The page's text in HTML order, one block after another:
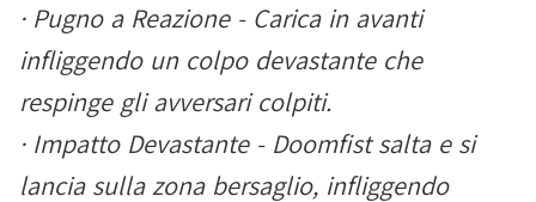
· Pugno a Reazione - Carica in avanti
infliggendo un colpo devastante che
respinge gli avversari colpiti.
· Impatto Devastante - Doomfist salta e si
lancia sulla zona bersaglio, infliggendo